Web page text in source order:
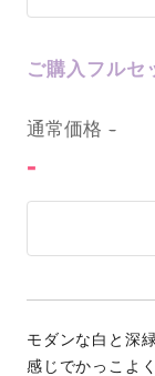
ご購入フルセ
通常価格 -
-
モダンな白と深
感じでかっこよ